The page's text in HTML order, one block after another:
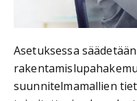
Asetuksessa säädetään
suunnitelmamallien